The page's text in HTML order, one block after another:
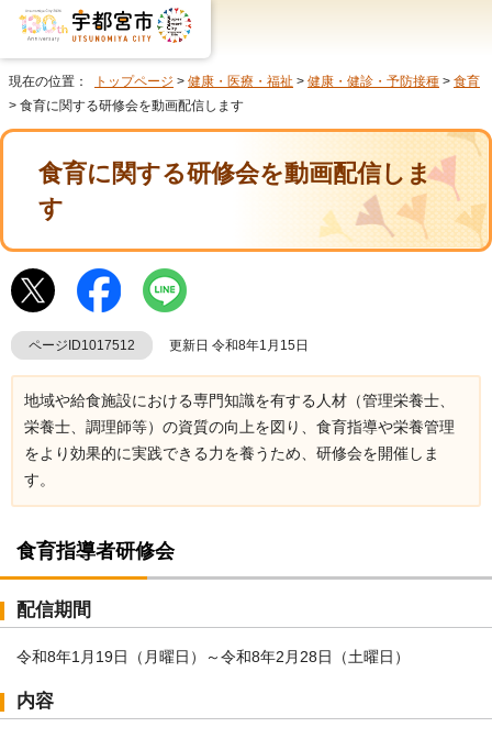
現在の位置： トップページ > 健康・医療・福祉 > 健康・健診・予防接種 > 食育
> 食育に関する研修会を動画配信します
食育に関する研修会を動画配信しま
す
ページID1017512 更新日 令和8年1月15日
地域や給食施設における専門知識を有する人材（管理栄養士、
栄養士、調理師等）の資質の向上を図り、食育指導や栄養管理
をより効果的に実践できる力を養うため、研修会を開催しま
す。
食育指導者研修会
配信期間
令和8年1月19日（月曜日）～令和8年2月28日（土曜日）
内容